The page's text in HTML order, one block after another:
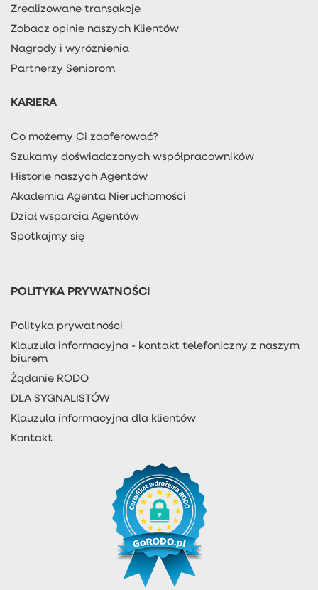
Zrealizowane transakcje
Zobacz opinie naszych Klientów
Nagrody i wyróżnienia
Partnerzy Seniorom
KARIERA
Co możemy Ci zaoferować?
Szukamy doświadczonych współpracowników
Historie naszych Agentów
Akademia Agenta Nieruchomości
Dział wsparcia Agentów
Spotkajmy się
POLITYKA PRYWATNOŚCI
Polityka prywatności
Klauzula informacyjna - kontakt telefoniczny z naszym
biurem
Żądanie RODO
DLA SYGNALISTÓW
Klauzula informacyjna dla klientów
Kontakt